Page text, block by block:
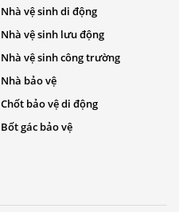
Nhà vệ sinh di động
Nhà vệ sinh lưu động
Nhà vệ sinh công trường
Nhà bảo vệ
Chốt bảo vệ di động
Bốt gác bảo vệ